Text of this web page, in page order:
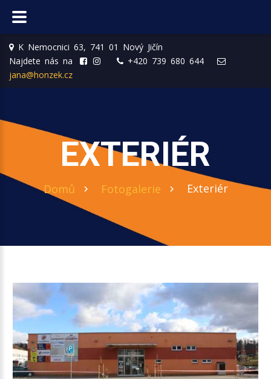
K Nemocnici 63, 741 01 Nový Jičín
Najdete nás na
+420 739 680 644
jana@honzek.cz
EXTERIÉR
Domů Fotogalerie Exteriér